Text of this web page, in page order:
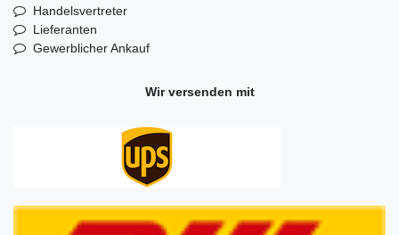
Handelsvertreter
Lieferanten
Gewerblicher Ankauf
Wir versenden mit